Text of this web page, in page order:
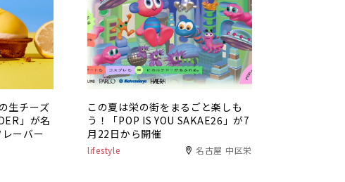
生チーズ
」が名
ーバー
この夏は栄の街をまるごと楽しも
う！「POP IS YOU SAKAE26」が7
月22日から開催
lifestyle 名古屋 中区栄